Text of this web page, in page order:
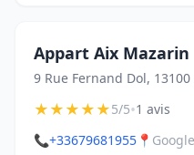
Appart Aix Mazarin
9 Rue Fernand Dol,
★★★★★5/5•1 avis
📞+33679681955 📍